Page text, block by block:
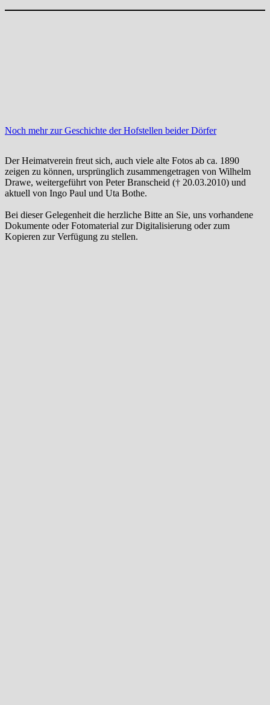
Noch mehr zur Geschichte der Hofstellen beider Dörfer
Der Heimatverein freut sich, auch viele alte Fotos ab ca. 1890
zeigen zu können, ursprünglich zusammengetragen von Wilhelm
Drawe, weitergeführt von Peter Branscheid († 20.03.2010) und
aktuell von Ingo Paul und Uta Bothe.
Bei dieser Gelegenheit die herzliche Bitte an Sie, uns vorhandene
Dokumente oder Fotomaterial zur Digitalisierung oder zum
Kopieren zur Verfügung zu stellen.